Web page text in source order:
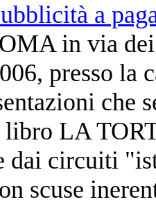
a
in via
presso la
che
libro LA
dai circuiti
scuse